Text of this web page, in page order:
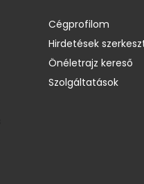
Cégprofilom
Hirdetések
Önéletrajz kereső
Szolgáltatások